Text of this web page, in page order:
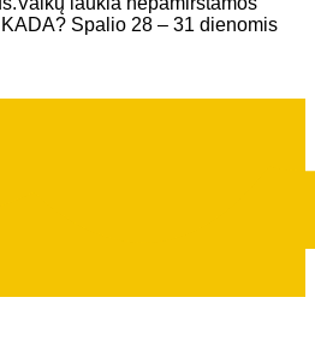
Spalio 28 – 31 dienomis